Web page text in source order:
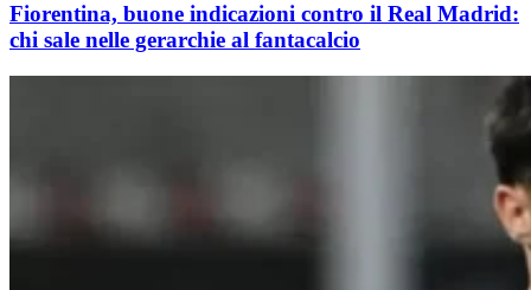
Fiorentina, buone indicazioni contro il Real Madrid:
chi sale nelle gerarchie al fantacalcio